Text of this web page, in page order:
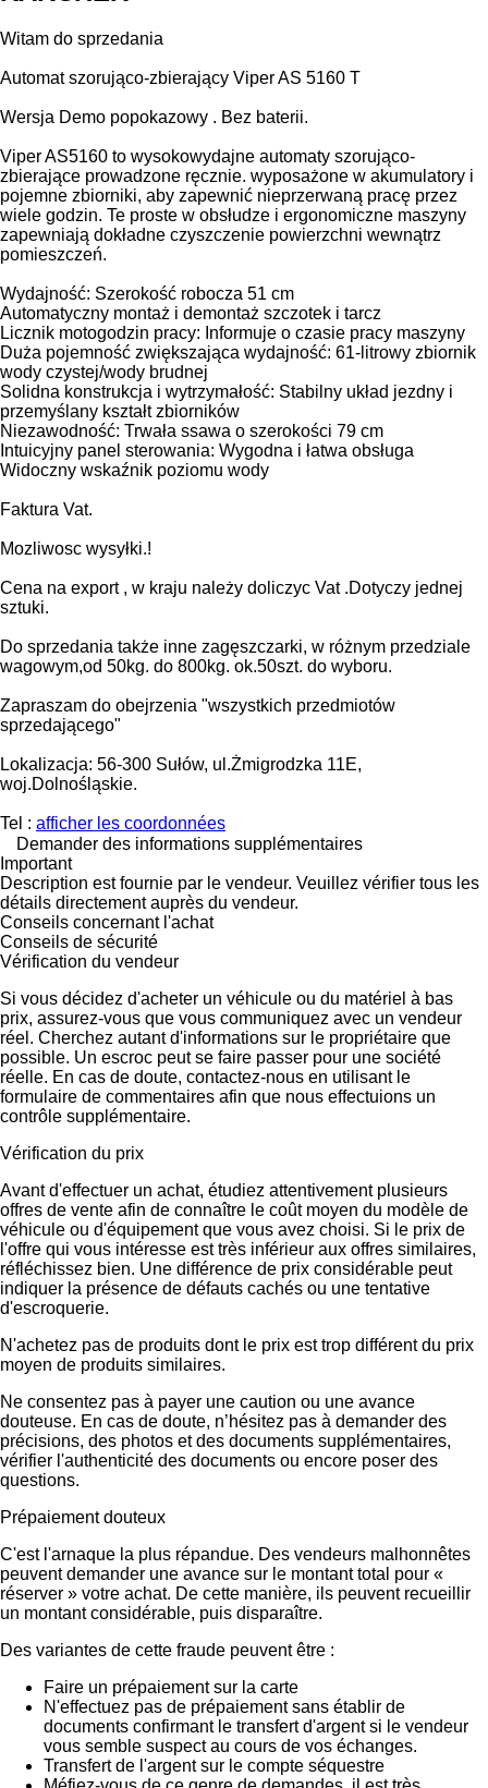
Witam do sprzedania
Automat szorująco-zbierający Viper AS 5160 T
Wersja Demo popokazowy . Bez baterii.
Viper AS5160 to wysokowydajne automaty szorująco-
zbierające prowadzone ręcznie. wyposażone w akumulatory i
pojemne zbiorniki, aby zapewnić nieprzerwaną pracę przez
wiele godzin. Te proste w obsłudze i ergonomiczne maszyny
zapewniają dokładne czyszczenie powierzchni wewnątrz
pomieszczeń.
Wydajność: Szerokość robocza 51 cm
Automatyczny montaż i demontaż szczotek i tarcz
Licznik motogodzin pracy: Informuje o czasie pracy maszyny
Duża pojemność zwiększająca wydajność: 61-litrowy zbiornik
wody czystej/wody brudnej
Solidna konstrukcja i wytrzymałość: Stabilny układ jezdny i
przemyślany kształt zbiorników
Niezawodność: Trwała ssawa o szerokości 79 cm
Intuicyjny panel sterowania: Wygodna i łatwa obsługa
Widoczny wskaźnik poziomu wody
Faktura Vat.
Mozliwosc wysyłki.!
Cena na export , w kraju należy doliczyc Vat .Dotyczy jednej
sztuki.
Do sprzedania także inne zagęszczarki, w różnym przedziale
wagowym,od 50kg. do 800kg. ok.50szt. do wyboru.
Zapraszam do obejrzenia "wszystkich przedmiotów
sprzedającego"
Lokalizacja: 56-300 Sułów, ul.Żmigrodzka 11E,
woj.Dolnośląskie.
Tel : afficher les coordonnées
Demander des informations supplémentaires
Important
Description est fournie par le vendeur. Veuillez vérifier tous les
détails directement auprès du vendeur.
Conseils concernant l'achat
Conseils de sécurité
Vérification du vendeur
Si vous décidez d'acheter un véhicule ou du matériel à bas
prix, assurez-vous que vous communiquez avec un vendeur
réel. Cherchez autant d'informations sur le propriétaire que
possible. Un escroc peut se faire passer pour une société
réelle. En cas de doute, contactez-nous en utilisant le
formulaire de commentaires afin que nous effectuions un
contrôle supplémentaire.
Vérification du prix
Avant d'effectuer un achat, étudiez attentivement plusieurs
offres de vente afin de connaître le coût moyen du modèle de
véhicule ou d'équipement que vous avez choisi. Si le prix de
l'offre qui vous intéresse est très inférieur aux offres similaires,
réfléchissez bien. Une différence de prix considérable peut
indiquer la présence de défauts cachés ou une tentative
d'escroquerie.
N'achetez pas de produits dont le prix est trop différent du prix
moyen de produits similaires.
Ne consentez pas à payer une caution ou une avance
douteuse. En cas de doute, n’hésitez pas à demander des
précisions, des photos et des documents supplémentaires,
vérifier l'authenticité des documents ou encore poser des
questions.
Prépaiement douteux
C'est l'arnaque la plus répandue. Des vendeurs malhonnêtes
peuvent demander une avance sur le montant total pour «
réserver » votre achat. De cette manière, ils peuvent recueillir
un montant considérable, puis disparaître.
Des variantes de cette fraude peuvent être :
Faire un prépaiement sur la carte
N'effectuez pas de prépaiement sans établir de
documents confirmant le transfert d'argent si le vendeur
vous semble suspect au cours de vos échanges.
Transfert de l'argent sur le compte séquestre